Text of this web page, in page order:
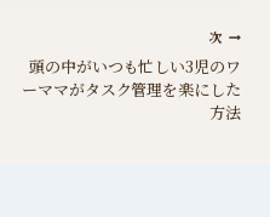
次
頭の中がいつも忙しい3児のワ
ーママがタスク管理を楽にした
方法